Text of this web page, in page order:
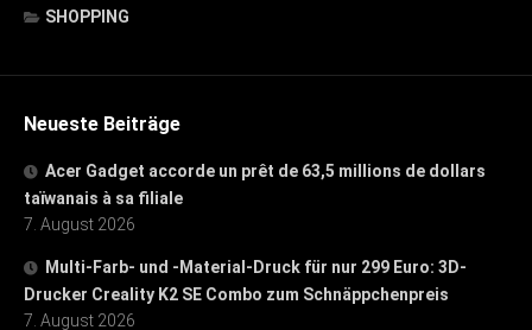
SHOPPING
Neueste Beiträge
Acer Gadget accorde un prêt de 63,5 millions de dollars
taïwanais à sa filiale
7. August 2026
Multi-Farb- und -Material-Druck für nur 299 Euro: 3D-
Drucker Creality K2 SE Combo zum Schnäppchenpreis
7. August 2026